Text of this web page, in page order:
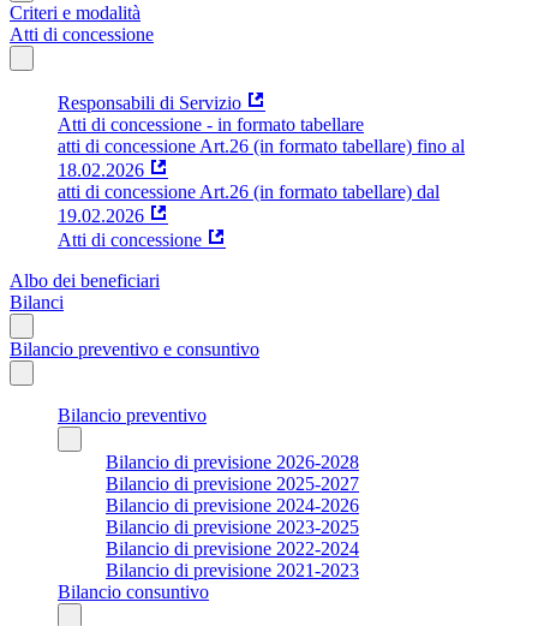
Criteri e modalità
Atti di concessione
Responsabili di Servizio
Atti di concessione - in formato tabellare
atti di concessione Art.26 (in formato tabellare) fino al
18.02.2026
atti di concessione Art.26 (in formato tabellare) dal
19.02.2026
Atti di concessione
Albo dei beneficiari
Bilanci
Bilancio preventivo e consuntivo
Bilancio preventivo
Bilancio di previsione 2026-2028
Bilancio di previsione 2025-2027
Bilancio di previsione 2024-2026
Bilancio di previsione 2023-2025
Bilancio di previsione 2022-2024
Bilancio di previsione 2021-2023
Bilancio consuntivo